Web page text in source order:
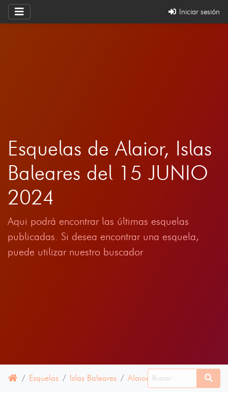
Iniciar sesión
Esquelas de Alaior, Islas
Baleares del 15 JUNIO
2024
Aqui podrá encontrar las últimas esquelas
publicadas. Si desea encontrar una esquela,
puede utilizar nuestro buscador
Esquelas Islas Baleares Alaior 15 JUNIO 2024